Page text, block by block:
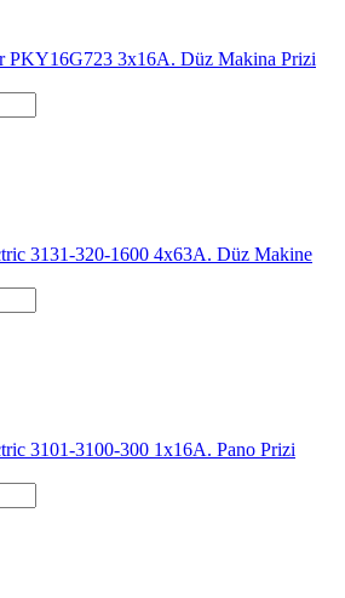
PKY16G723 3x16A. Düz Makina Prizi
3131-320-1600 4x63A. Düz Makine
3101-3100-300 1x16A. Pano Prizi